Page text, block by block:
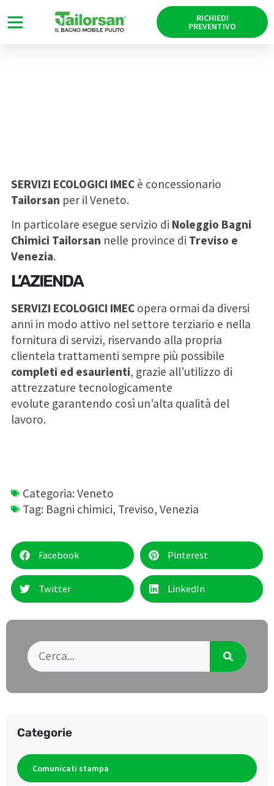
RICHIEDI
PREVENTIVO
SERVIZI ECOLOGICI IMECè concessionario
Tailorsan per il Veneto.
In particolare esegue servizio di Noleggio Bagni
Chimici Tailorsan nelle province di Treviso e
Venezia.
L’AZIENDA
SERVIZI ECOLOGICI IMECopera ormai da diversi
anni in modo attivo nel settore terziario e nella
fornitura di servizi, riservando alla propria
clientela trattamenti sempre più possibile
completi ed esaurienti, grazie all’utilizzo di
attrezzature tecnologicamente
evolute garantendo così un’alta qualità del
lavoro.
Categoria: Veneto
Tag: Bagni chimici, Treviso, Venezia
Facebook Pinterest
Twitter LinkedIn
Categorie
Comunicati stampa